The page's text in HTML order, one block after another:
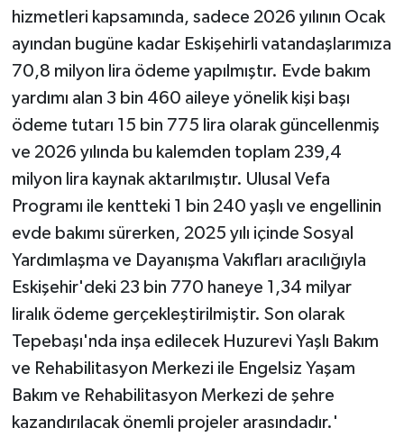
hizmetleri kapsamında, sadece 2026 yılının Ocak
ayından bugüne kadar Eskişehirli vatandaşlarımıza
70,8 milyon lira ödeme yapılmıştır. Evde bakım
yardımı alan 3 bin 460 aileye yönelik kişi başı
ödeme tutarı 15 bin 775 lira olarak güncellenmiş
ve 2026 yılında bu kalemden toplam 239,4
milyon lira kaynak aktarılmıştır. Ulusal Vefa
Programı ile kentteki 1 bin 240 yaşlı ve engellinin
evde bakımı sürerken, 2025 yılı içinde Sosyal
Yardımlaşma ve Dayanışma Vakıfları aracılığıyla
Eskişehir'deki 23 bin 770 haneye 1,34 milyar
liralık ödeme gerçekleştirilmiştir. Son olarak
Tepebaşı'nda inşa edilecek Huzurevi Yaşlı Bakım
ve Rehabilitasyon Merkezi ile Engelsiz Yaşam
Bakım ve Rehabilitasyon Merkezi de şehre
kazandırılacak önemli projeler arasındadır.'